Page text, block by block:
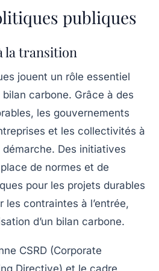
publiques
la transition
jouent un rôle essentiel
carbone. Grâce à des
les gouvernements
et les collectivités à
démarche. Des initiatives
de normes et de
pour les projets durables
les contraintes à l’entrée,
d’un bilan carbone.
CSRD (Corporate